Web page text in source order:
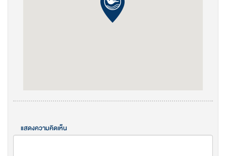
แสดงความคิดเห็น